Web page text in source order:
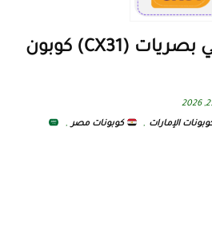
كود خصم مغربي بصريات (CX31) كوبون
الإمارات , كوبونات مصر ,